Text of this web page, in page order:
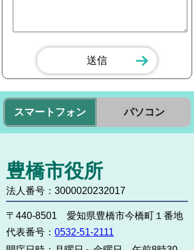
スマートフォン パソコン
豊橋市役所
法人番号：3000020232017
〒440-8501 愛知県豊橋市今橋町１番地
代表番号： 0532-51-2111